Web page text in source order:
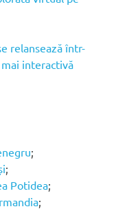
relansează într-
interactivă
;
;
Potidea;
;